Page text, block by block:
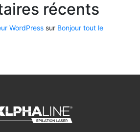
récents
WordPress sur Bonjour tout le